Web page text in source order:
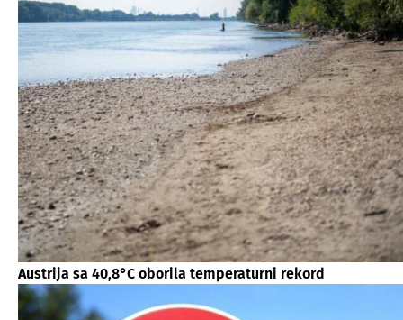
Austrija sa 40,8°C oborila temperaturni rekord